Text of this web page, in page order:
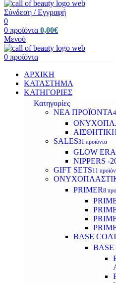
Σύνδεση / Εγγραφή
0
0 προϊόντα 0,00€
Μενού
0 προϊόντα
ΑΡΧΙΚΗ
ΚΑΤΑΣΤΗΜΑ
ΚΑΤΗΓΟΡΙΕΣ
Κατηγορίες
ΝΕΑ ΠΡΟΪΟΝΤΑ
SALES31 προϊόντα
GLOW ERA
NIPPERS -
GIFT SETS11
PRIMER8
BASE
BASE